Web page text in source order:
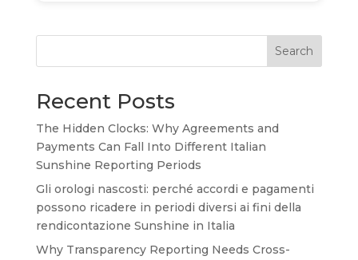
Search
Recent Posts
The Hidden Clocks: Why Agreements and
Payments Can Fall Into Different Italian
Sunshine Reporting Periods
Gli orologi nascosti: perché accordi e pagamenti
possono ricadere in periodi diversi ai fini della
rendicontazione Sunshine in Italia
Why Transparency Reporting Needs Cross-